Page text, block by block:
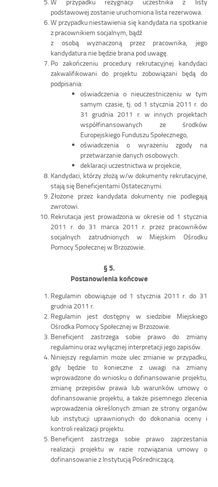
podstawowej zostanie uruchomiona lista rezerwowa.
W przypadku niestawienia się kandydata na spotkanie
z pracownikiem socjalnym, bądź
z osobą wyznaczoną przez pracownika, jego
kandydatura nie będzie brana pod uwagę.
Po zakończeniu procedury rekrutacyjnej kandydaci
zakwalifikowani do projektu zobowiązani będą do
podpisania:
oświadczenia o nieuczestniczeniu w tym
samym czasie, tj. od 1 stycznia 2011 r. do
31 grudnia 2011 r. w innych projektach
współfinansowanych ze środków
Europejskiego Funduszu Społecznego,
oświadczenia o wyrażeniu zgody na
przetwarzanie danych osobowych.
deklaracji uczestnictwa w projekcie,
Kandydaci, którzy złożą w/w dokumenty rekrutacyjne,
stają się Beneficjentami Ostatecznymi.
Złożone przez kandydata dokumenty nie podlegają
zwrotowi.
Rekrutacja jest prowadzona w okresie od 1 stycznia
2011 r. do 31 marca 2011 r. przez pracowników
socjalnych zatrudnionych w Miejskim Ośrodku
Pomocy Społecznej w Brzozowie.
§ 5.
Postanowienia końcowe
Regulamin obowiązuje od 1 stycznia 2011 r. do 31
grudnia 2011 r.
Regulamin jest dostępny w siedzibie Miejskiego
Ośrodka Pomocy Społecznej w Brzozowie.
Beneficjent zastrzega sobie prawo do zmiany
regulaminu oraz wyłącznej interpretacji jego zapisów.
Niniejszy regulamin może ulec zmianie w przypadku,
gdy będzie to konieczne z uwagi na zmiany
wprowadzone do wniosku o dofinansowanie projektu,
zmianę przepisów prawa lub warunków umowy o
dofinansowanie projektu, a także pisemnego zlecenia
wprowadzenia określonych zmian ze strony organów
lub instytucji uprawnionych do dokonania oceny i
kontroli realizacji projektu.
Beneficjent zastrzega sobie prawo zaprzestania
realizacji projektu w razie rozwiązania umowy o
dofinansowanie z Instytucją Pośredniczącą.